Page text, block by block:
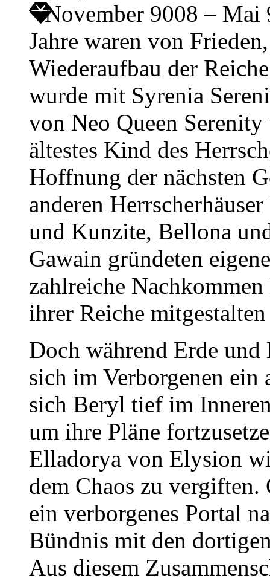
November 9008 – Mai
Jahre waren von
Wiederaufbau der
wurde mit Syrenia
von Neo Queen
ältestes Kind des
Hoffnung der nächsten
anderen
und Kunzite, Bellona
Gawain gründeten
zahlreiche
ihrer Reiche
Doch während Erde
sich im Verborgenen ein
sich Beryl tief im
um ihre Pläne
Elladorya von Elysion
dem Chaos zu
ein verborgenes Portal
Bündnis mit den
Aus diesem